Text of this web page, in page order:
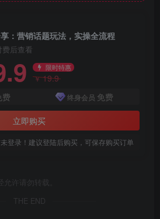
：营销话题玩法，实操全流程
后查看
限时特惠
￥19.9
费 终身会员 免费
立即购买
登录！建议登陆后购买，可保存购买订单
许请勿转载。
THE END